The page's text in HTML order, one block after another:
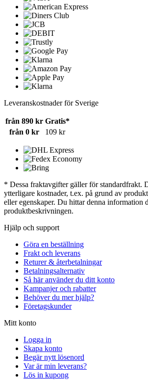
Leveranskostnader för Sverige
från 890 kr Gratis*
från 0 kr
109 kr
* Dessa fraktavgifter gäller för standardfrakt.
ytterligare kostnader, t.ex. på grund av
eller egenskaper. Du hittar denna information
produktbeskrivningen.
Hjälp och support
Göra en beställning
Frakt och leverans
Returer & återbetalningar
Betalningsalternativ
Så här använder du ditt konto
Kampanjer och rabatter
Behöver du mer hjälp?
Företagskunder
Mitt konto
Logga in
Skapa konto
Begär nytt lösenord
Var är min leverans?
Lös in kupong